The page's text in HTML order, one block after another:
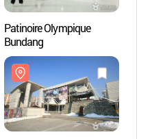
Patinoire Olympique
Bundang